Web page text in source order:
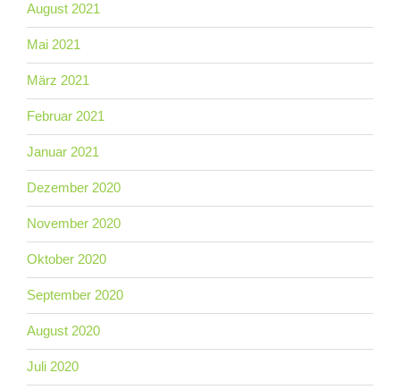
August 2021
Mai 2021
März 2021
Februar 2021
Januar 2021
Dezember 2020
November 2020
Oktober 2020
September 2020
August 2020
Juli 2020